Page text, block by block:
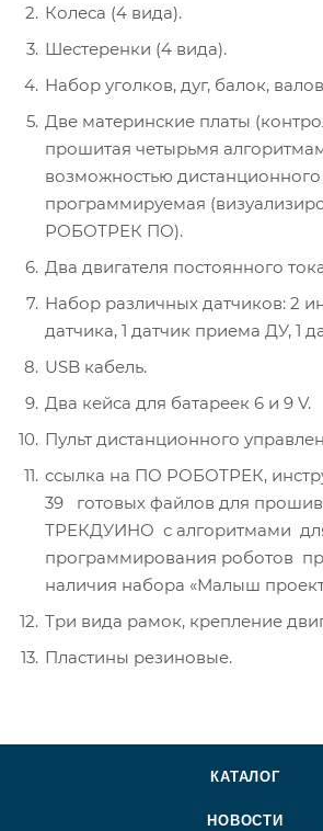
Колеса (4 вида).
Шестеренки (4 вида).
Набор уголков, дуг, балок,
Две материнские платы
прошитая четырьмя
возможностью дистанционного
программируемая
РОБОТРЕК ПО).
Два двигателя постоянного
Набор различных датчиков: 2
датчика, 1 датчик приема ДУ, 1
USB кабель.
Два кейса для батареек 6 и 9 V.
Пульт дистанционного
ссылка на ПО РОБОТРЕК,
39 готовых файлов для
ТРЕКДУИНО с алгоритмами
программирования роботов
наличия набора «Малыш
Три вида рамок, крепление
Пластины резиновые.
КАТАЛОГ
НОВОСТИ